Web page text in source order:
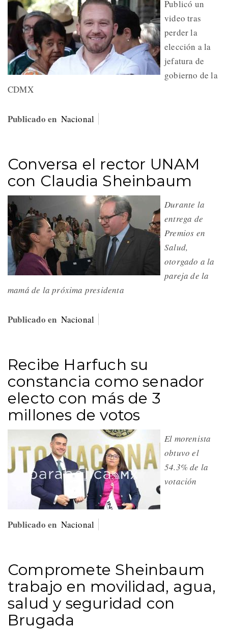
Publicó un
video tras
perder la
elección a la
jefatura de
gobierno de la
CDMX
Publicado en Nacional
Conversa el rector UNAM
con Claudia Sheinbaum
Durante la
entrega de
Premios en
Salud,
otorgado a la
pareja de la
mamá de la próxima presidenta
Publicado en Nacional
Recibe Harfuch su
constancia como senador
electo con más de 3
millones de votos
El morenista
obtuvo el
54.3% de la
votación
Publicado en Nacional
Compromete Sheinbaum
trabajo en movilidad, agua,
salud y seguridad con
Brugada